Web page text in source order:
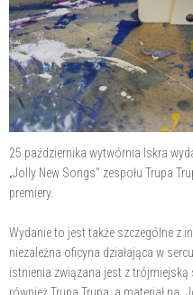
25 października wytwórnia Iskra
„Jolly New Songs" zespołu Trupa
premiery.
Wydanie to jest także szczególne z
niezależna oficyna działająca w
istnienia związana jest z